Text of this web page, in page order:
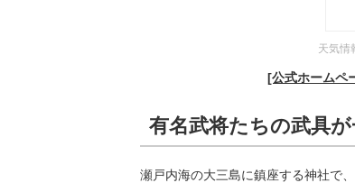
天気情
[公式ホームペ
有名武将たちの武具
瀬戸内海の大三島に鎮座する神社で